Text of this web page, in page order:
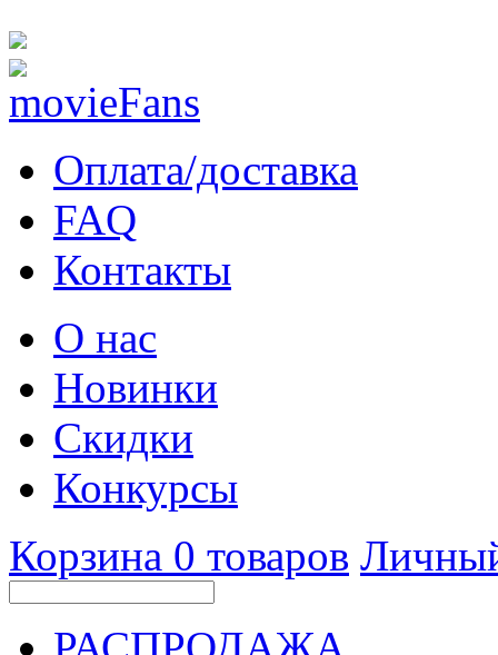
Оплата/доставка
FAQ
Контакты
О нас
Новинки
Скидки
Конкурсы
Корзина 0 товаров